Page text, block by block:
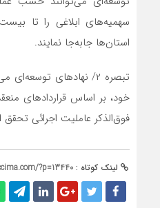
استان‌ها جابه‌جا نمایند.
تبصره ۲/ نهادهای
خود، بر اساس قراردادهای
فوق‌الذکر عاملیت اجرائی تحقق
لینک کوتاه : ?p=13440